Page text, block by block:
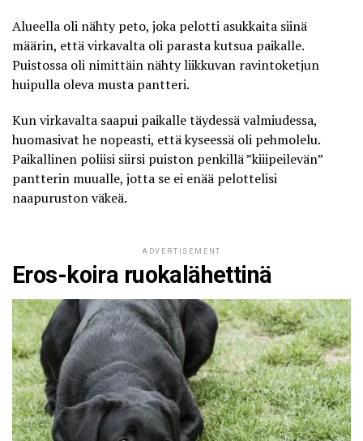
Alueella oli nähty peto, joka pelotti asukkaita siinä
määrin, että virkavalta oli parasta kutsua paikalle.
Puistossa oli nimittäin nähty liikkuvan ravintoketjun
huipulla oleva musta pantteri.
Kun virkavalta saapui paikalle täydessä valmiudessa,
huomasivat he nopeasti, että kyseessä oli pehmolelu.
Paikallinen poliisi siirsi puiston penkillä ”kiiipeilevän”
pantterin muualle, jotta se ei enää pelottelisi
naapuruston väkeä.
ADVERTISEMENT
Eros-koira ruokalähettinä